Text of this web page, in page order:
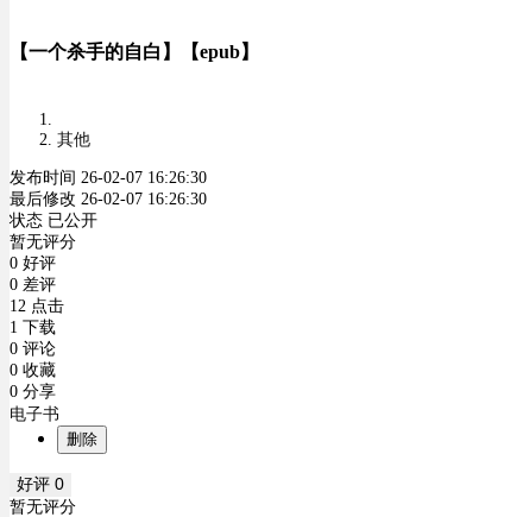
【一个杀手的自白】【epub】
其他
发布时间 26-02-07 16:26:30
最后修改 26-02-07 16:26:30
状态 已公开
暂无评分
0 好评
0 差评
12 点击
1 下载
0 评论
0 收藏
0 分享
电子书
删除
好评 0
暂无评分